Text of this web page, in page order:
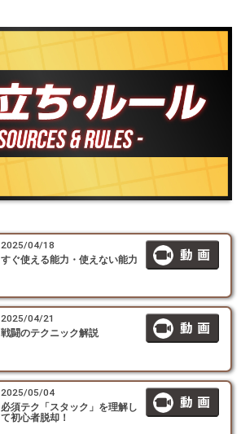
2025/04/18
すぐ使える能力・使えない能力
2025/04/21
戦闘のテクニック解説
2025/05/04
必須テク「スタック」を理解し
て初心者脱却！